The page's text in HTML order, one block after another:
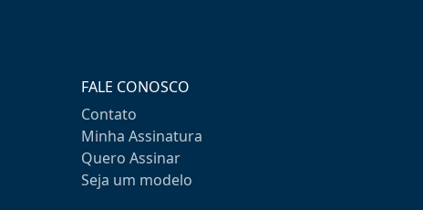
FALE CONOSCO
Contato
Minha Assinatura
Quero Assinar
Seja um modelo